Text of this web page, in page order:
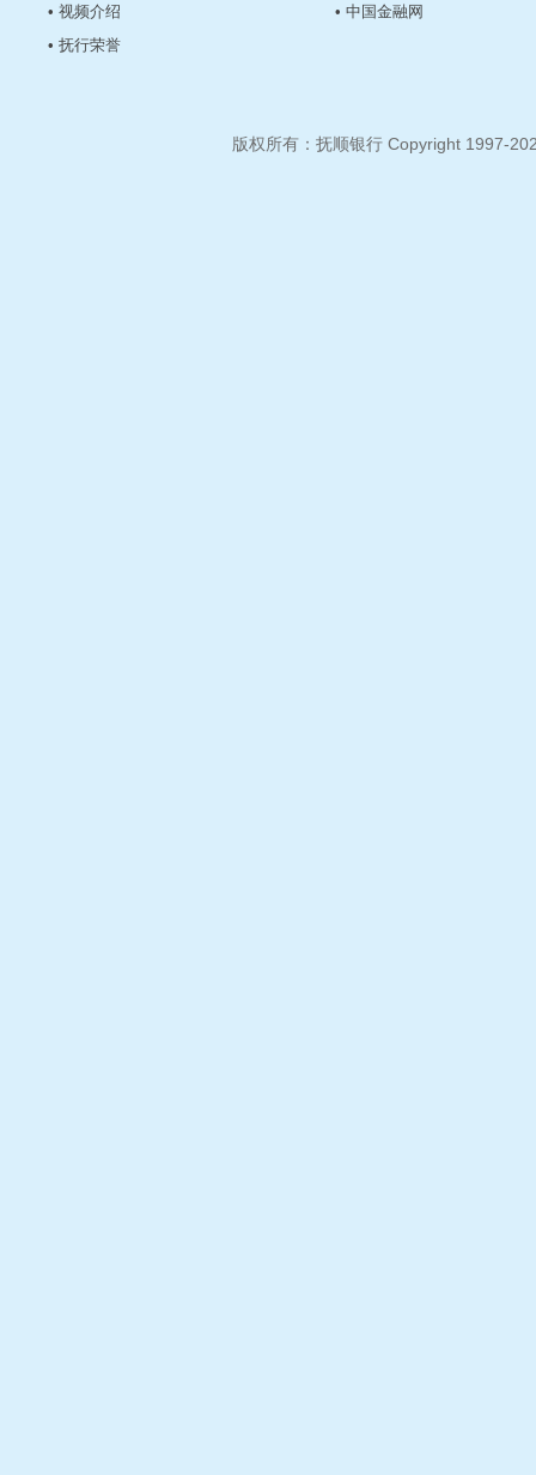
• 视频介绍
• 抚行荣誉
• 中国金融网
版权所有：抚顺银行 Copyright 1997-